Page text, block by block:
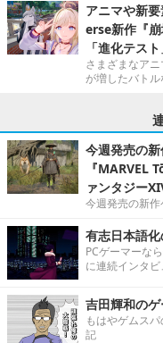
アニマや新
erse新作『
「進化テス
さまざまなア
が増したバト
今週発売の
『MARVEL
ァンタジー
今週発売の新作
有志日本語
PCゲーマーな
に連続インタビ
吉田輝和の
もはやゲムス
記